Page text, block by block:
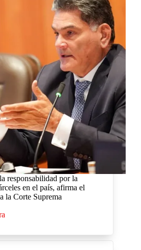
responsabilidad por la
en el país, afirma el
la Corte Suprema